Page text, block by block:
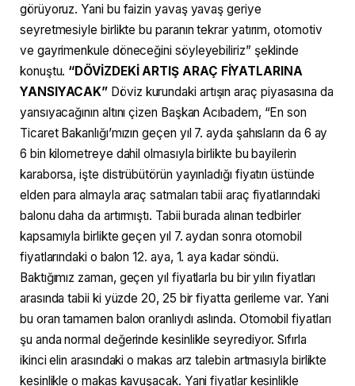
görüyoruz. Yani bu faizin yavaş yavaş geriye
seyretmesiyle birlikte bu paranın tekrar yatırım, otomotiv
ve gayrimenkule döneceğini söyleyebiliriz” şeklinde
konuştu. “DÖVİZDEKİ ARTIŞ ARAÇ FİYATLARINA
YANSIYACAK” Döviz kurundaki artışın araç piyasasına da
yansıyacağının altını çizen Başkan Acıbadem, “En son
Ticaret Bakanlığı’mızın geçen yıl 7. ayda şahısların da 6 ay
6 bin kilometreye dahil olmasıyla birlikte bu bayilerin
karaborsa, işte distrübütörün yayınladığı fiyatın üstünde
elden para almayla araç satmaları tabii araç fiyatlarındaki
balonu daha da artırmıştı. Tabii burada alınan tedbirler
kapsamıyla birlikte geçen yıl 7. aydan sonra otomobil
fiyatlarındaki o balon 12. aya, 1. aya kadar söndü.
Baktığımız zaman, geçen yıl fiyatlarla bu bir yılın fiyatları
arasında tabii ki yüzde 20, 25 bir fiyatta gerileme var. Yani
bu oran tamamen balon oranlıydı aslında. Otomobil fiyatları
şu anda normal değerinde kesinlikle seyrediyor. Sıfırla
ikinci elin arasındaki o makas arz talebin artmasıyla birlikte
kesinlikle o makas kavuşacak. Yani fiyatlar kesinlikle